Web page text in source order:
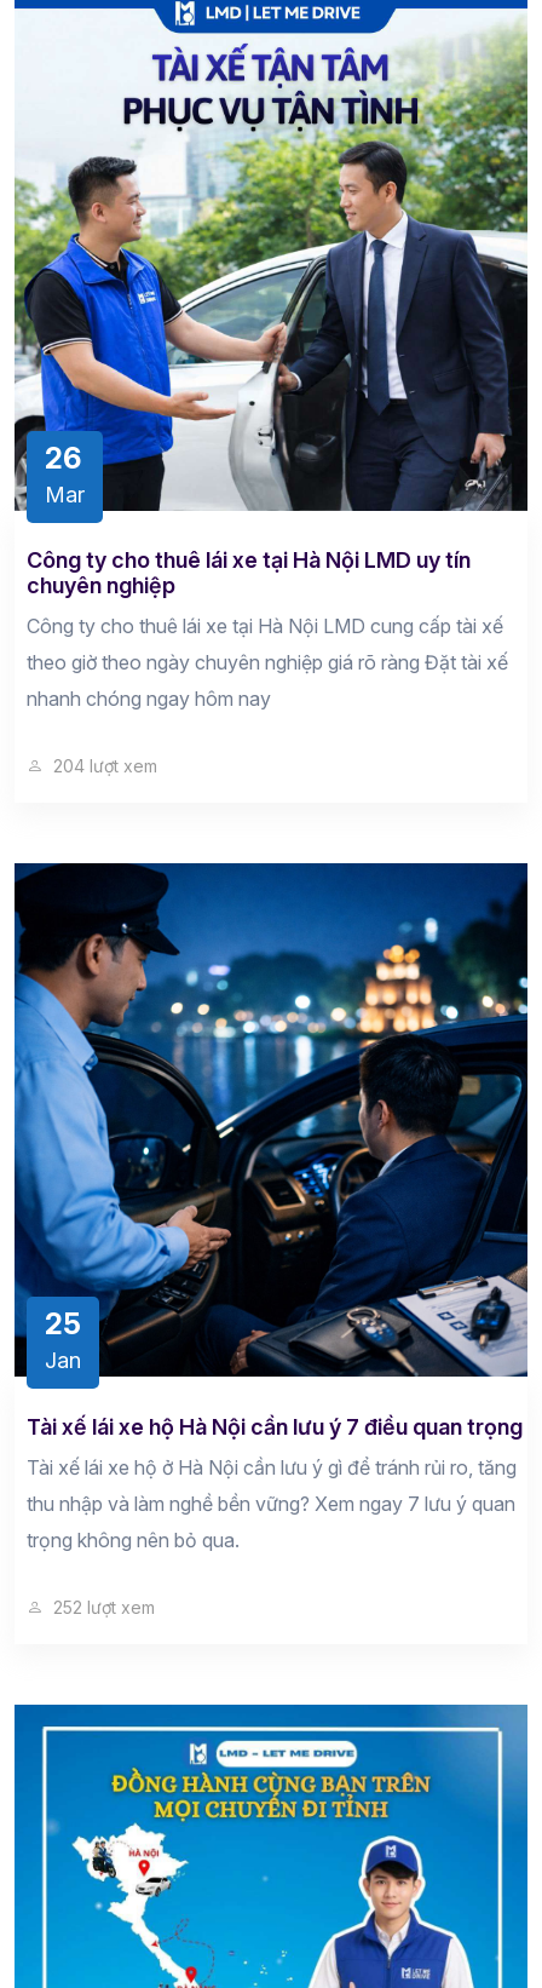
26
Mar
Công ty cho thuê lái xe tại Hà Nội LMD uy tín
chuyên nghiệp
Công ty cho thuê lái xe tại Hà Nội LMD cung cấp tài xế
theo giờ theo ngày chuyên nghiệp giá rõ ràng Đặt tài xế
nhanh chóng ngay hôm nay
204 lượt xem
25
Jan
Tài xế lái xe hộ Hà Nội cần lưu ý 7 điều quan trọng
Tài xế lái xe hộ ở Hà Nội cần lưu ý gì để tránh rủi ro, tăng
thu nhập và làm nghề bền vững? Xem ngay 7 lưu ý quan
trọng không nên bỏ qua.
252 lượt xem